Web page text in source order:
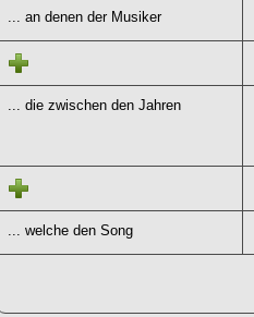
... an denen der Musiker
... die zwischen den Jahren
... welche den Song